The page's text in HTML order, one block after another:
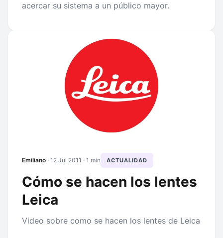
acercar su sistema a un público mayor.
Emiliano · 12 Jul 2011 · 1 min ACTUALIDAD
Cómo se hacen los lentes
Leica
Video sobre como se hacen los lentes de Leica